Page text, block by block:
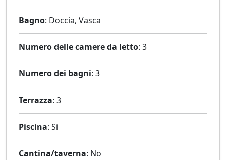
Bagno: Doccia, Vasca
Numero delle camere da letto: 3
Numero dei bagni: 3
Terrazza: 3
Piscina: Si
Cantina/taverna: No